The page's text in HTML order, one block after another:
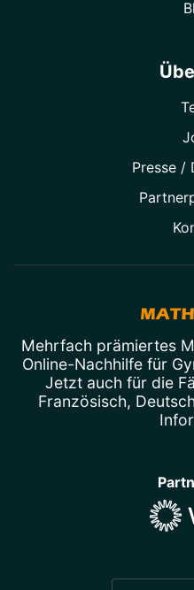
Presse /
Mehrfach prämiertes
Online-Nachhilfefür
Jetzt auch für die
Französisch, Deutsch